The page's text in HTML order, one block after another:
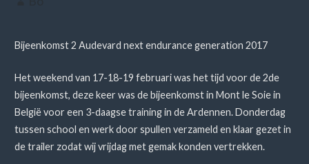
Bijeenkomst 2 Audevard next endurance generation 2017
Het weekend van 17-18-19 februari was het tijd voor de 2de
bijeenkomst, deze keer was de bijeenkomst in Mont le Soie in
België voor een 3-daagse training in de Ardennen. Donderdag
tussen school en werk door spullen verzameld en klaar gezet in
de trailer zodat wij vrijdag met gemak konden vertrekken.